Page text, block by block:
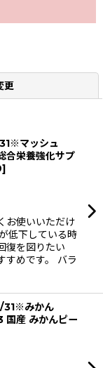
更
マッシュ
合栄養強化サプ
]
お使いいただけ
低下している時
復を図りたい
すめです。 バラ
31※みかん
国産 みかんピー